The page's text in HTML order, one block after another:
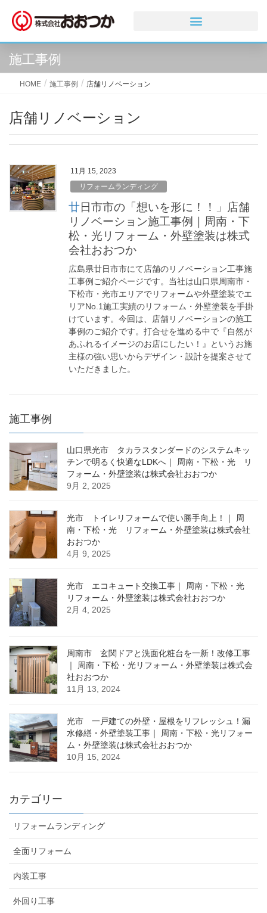
施工事例
HOME 施工事例 店舗リノベーション
店舗リノベーション
11月 15, 2023
リフォームランディング
廿日市市の「想いを形に！！」店舗
リノベーション施工事例｜周南・下
松・光リフォーム・外壁塗装は株式
会社おおつか
広島県廿日市市にて店舗のリノベーション工事施
工事例ご紹介ページです。当社は山口県周南市・
下松市・光市エリアでリフォームや外壁塗装でエ
リアNo.1施工実績のリフォーム・外壁塗装を手掛
けています。今回は、店舗リノベーションの施工
事例のご紹介です。打合せを進める中で『自然が
あふれるイメージのお店にしたい！』というお施
主様の強い思いからデザイン・設計を提案させて
いただきました。
施工事例
山口県光市 タカラスタンダードのシステムキッ
チンで明るく快適なLDKへ｜ 周南・下松・光 リ
フォーム・外壁塗装は株式会社おおつか
9月 2, 2025
光市 トイレリフォームで使い勝手向上！｜ 周
南・下松・光 リフォーム・外壁塗装は株式会社
おおつか
4月 9, 2025
光市 エコキュート交換工事｜ 周南・下松・光
リフォーム・外壁塗装は株式会社おおつか
2月 4, 2025
周南市 玄関ドアと洗面化粧台を一新！改修工事
｜ 周南・下松・光リフォーム・外壁塗装は株式会
社おおつか
11月 13, 2024
光市 一戸建ての外壁・屋根をリフレッシュ！漏
水修繕・外壁塗装工事｜ 周南・下松・光リフォー
ム・外壁塗装は株式会社おおつか
10月 15, 2024
カテゴリー
リフォームランディング
全面リフォーム
内装工事
外回り工事